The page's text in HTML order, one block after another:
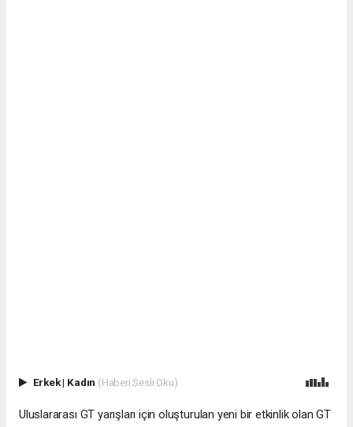
Erkek| Kadın (Haberi Sesli Oku)
Uluslararası GT yarışları için oluşturulan yeni bir etkinlik olan GT